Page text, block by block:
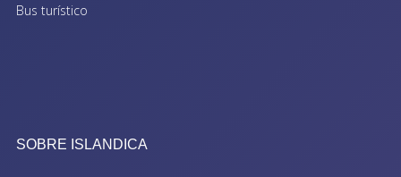
Bus turístico
SOBRE ISLANDICA